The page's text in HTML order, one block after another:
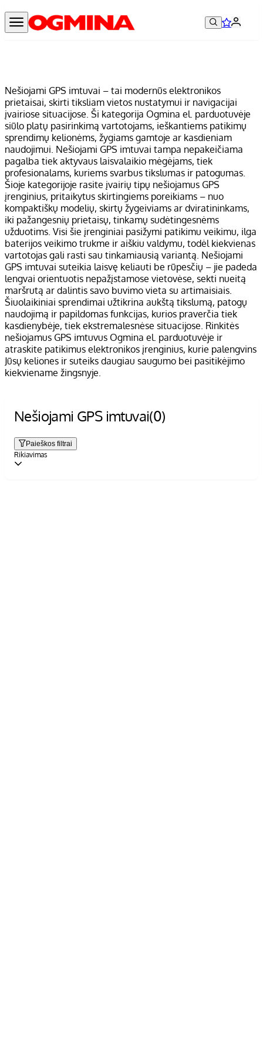
Nešiojami GPS imtuvai – tai modernūs elektronikos
prietaisai, skirti tiksliam vietos nustatymui ir navigacijai
įvairiose situacijose. Ši kategorija Ogmina el. parduotuvėje
siūlo platų pasirinkimą vartotojams, ieškantiems patikimų
sprendimų kelionėms, žygiams gamtoje ar kasdieniam
naudojimui. Nešiojami GPS imtuvai tampa nepakeičiama
pagalba tiek aktyvaus laisvalaikio mėgėjams, tiek
profesionalams, kuriems svarbus tikslumas ir patogumas.
Šioje kategorijoje rasite įvairių tipų nešiojamus GPS
įrenginius, pritaikytus skirtingiems poreikiams – nuo
kompaktiškų modelių, skirtų žygeiviams ar dviratininkams,
iki pažangesnių prietaisų, tinkamų sudėtingesnėms
užduotims. Visi šie įrenginiai pasižymi patikimu veikimu, ilga
baterijos veikimo trukme ir aiškiu valdymu, todėl kiekvienas
vartotojas gali rasti sau tinkamiausią variantą. Nešiojami
GPS imtuvai suteikia laisvę keliauti be rūpesčių – jie padeda
lengvai orientuotis nepažįstamose vietovėse, sekti nueitą
maršrutą ar dalintis savo buvimo vieta su artimaisiais.
Šiuolaikiniai sprendimai užtikrina aukštą tikslumą, patogų
naudojimą ir papildomas funkcijas, kurios praverčia tiek
kasdienybėje, tiek ekstremalesnėse situacijose. Rinkitės
nešiojamus GPS imtuvus Ogmina el. parduotuvėje ir
atraskite patikimus elektronikos įrenginius, kurie palengvins
Jūsų keliones ir suteiks daugiau saugumo bei pasitikėjimo
kiekviename žingsnyje.
Nešiojami GPS imtuvai(0)
Paieškos filtrai
Rikiavimas